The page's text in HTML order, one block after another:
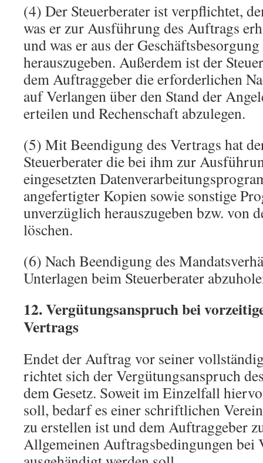
(4) Der Steuerberater ist verpflichtet,
was er zur Ausführung des Auftrags
und was er aus der
herauszugeben. Außerdem ist der
dem Auftraggeber die erforderlichen
auf Verlangen über den Stand der
erteilen und Rechenschaft abzulegen.
(5) Mit Beendigung des Vertrags hat
Steuerberater die bei ihm zur
eingesetzten
angefertigter Kopien sowie sonstige
unverzüglich herauszugeben bzw. von
löschen.
(6) Nach Beendigung des
Unterlagen beim Steuerberater
12. Vergütungsanspruch bei
Vertrags
Endet der Auftrag vor seiner
richtet sich der Vergütungsanspruch
dem Gesetz. Soweit im Einzelfall
soll, bedarf es einer schriftlichen
zu erstellen ist und dem Auftraggeber
Allgemeinen Auftragsbedingungen bei